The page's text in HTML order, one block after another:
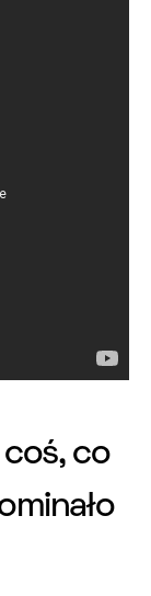
coś, co